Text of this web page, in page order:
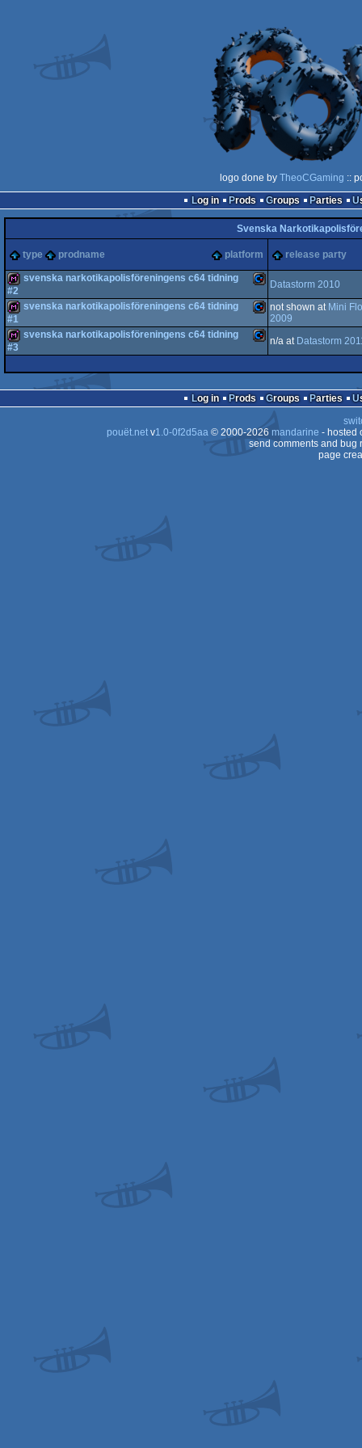
logo done by TheoCGaming ::
Log in
Prods Groups Parties
Svenska
type prodname platform release party
diskmag Commodore
64
svenska narkotikapolisföreningens c64 tidning
#2
Datastorm 2010
diskmag Commodore
64
svenska narkotikapolisföreningens c64 tidning
#1
not shown at Mini
2009
diskmag Commodore
64
svenska narkotikapolisföreningens c64 tidning
#3
n/a at Datastorm
Log in Prods Groups Parties
pouët.netv1.0-0f2d5aa© 2000-2026 mandarine - hosted
send comments and bug
page